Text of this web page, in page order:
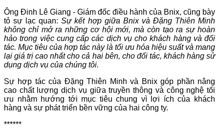
Ông Đinh Lê Giang - Giám đốc điều hành của Bnix, cũng bày
tỏ sự lạc quan:Sự kết hợp giữa Bnix và Đặng Thiên Minh
không chỉ mở ra những cơ hội mới, mà còn tạo ra sự hoàn
hảo trong việc cung cấp các dịch vụ cho khách hàng và đối
tác. Mục tiêu của hợp tác này là tối ưu hóa hiệu suất và mang
lại giá trị cao nhất cho cả hai bên, cho đối tác, khách hàng sử
dụng dịch vụ của chúng tôi.
Sự hợp tác của Đặng Thiên Minh và Bnix góp phần nâng
cao chất lượng dịch vụ giữa truyền thông và công nghệ tối
ưu nhằmhướng tới mục tiêu chung vì lợi ích của khách
hàng và sự phát triển bền vững của hai công ty.
******